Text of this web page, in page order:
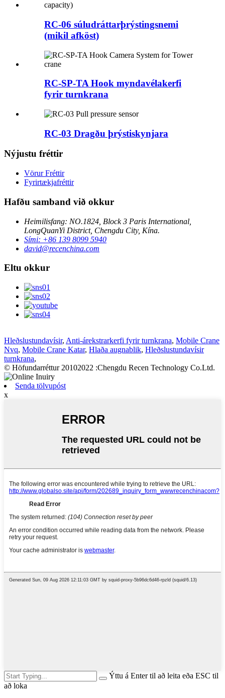
RC-06 súludráttarþrýstingsnemi
(mikil afköst)
RC-SP-TA Hook myndavélakerfi
fyrir turnkrana
RC-03 Dragðu þrýstiskynjara
Nýjustu fréttir
Vörur Fréttir
Fyrirtækjafréttir
Hafðu samband við okkur
Heimilisfang: NO.1824, Block 3 Paris International,
LongQuanYi District, Chengdu City, Kína.
Sími: +86 139 8099 5940
david@recenchina.com
Eltu okkur
Hleðslustundavísir, Anti-árekstrarkerfi fyrir turnkrana, Mobile Crane
Nvq, Mobile Crane Katar, Hlaða augnablik, Hleðslustundavísir
turnkrana,
© Höfundarréttur 20102022 :Chengdu Recen Technology Co.Ltd.
Senda tölvupóst
x
Ýttu á Enter til að leita eða ESC til
að loka